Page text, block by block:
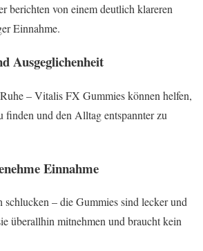
berichten von einem deutlich klareren
Einnahme.
Ausgeglichenheit
– Vitalis FX Gummies können helfen,
finden und den Alltag entspannter zu
Einnahme
schlucken – die Gummies sind lecker und
überallhin mitnehmen und braucht kein